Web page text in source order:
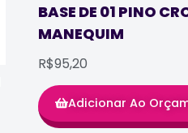
BASE DE 01 PINO
MANEQUIM
R$95,20
Adicionar Ao